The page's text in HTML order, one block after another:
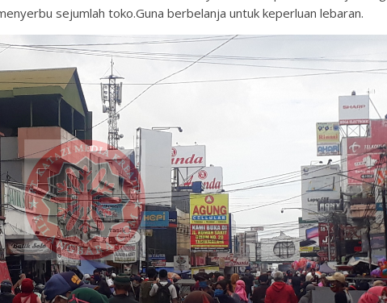
sejumlah toko.Guna berbelanja untuk keperluan lebaran.